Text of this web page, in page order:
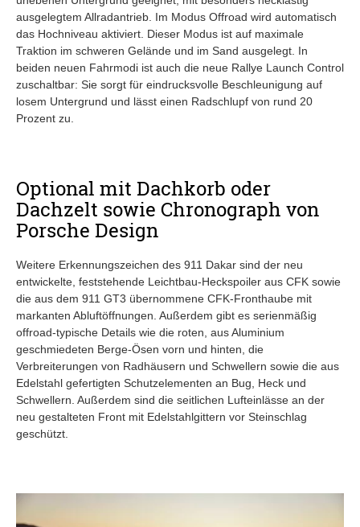
ausgelegtem Allradantrieb. Im Modus Offroad wird automatisch
das Hochniveau aktiviert. Dieser Modus ist auf maximale
Traktion im schweren Gelände und im Sand ausgelegt. In
beiden neuen Fahrmodi ist auch die neue Rallye Launch Control
zuschaltbar: Sie sorgt für eindrucksvolle Beschleunigung auf
losem Untergrund und lässt einen Radschlupf von rund 20
Prozent zu.
Optional mit Dachkorb oder
Dachzelt sowie Chronograph von
Porsche Design
Weitere Erkennungszeichen des 911 Dakar sind der neu
entwickelte, feststehende Leichtbau-Heckspoiler aus CFK sowie
die aus dem 911 GT3 übernommene CFK-Fronthaube mit
markanten Abluftöffnungen. Außerdem gibt es serienmäßig
offroad-typische Details wie die roten, aus Aluminium
geschmiedeten Berge-Ösen vorn und hinten, die
Verbreiterungen von Radhäusern und Schwellern sowie die aus
Edelstahl gefertigten Schutzelementen an Bug, Heck und
Schwellern. Außerdem sind die seitlichen Lufteinlässe an der
neu gestalteten Front mit Edelstahlgittern vor Steinschlag
geschützt.